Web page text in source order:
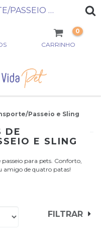
BOLSAS DE TRANSPORTE/PASSEIO E SLING
CARRINHO
0
Passeio e Sling
DE
E SLING
passeio para pets. Conforto,
amigo de quatro patas!
FILTRAR